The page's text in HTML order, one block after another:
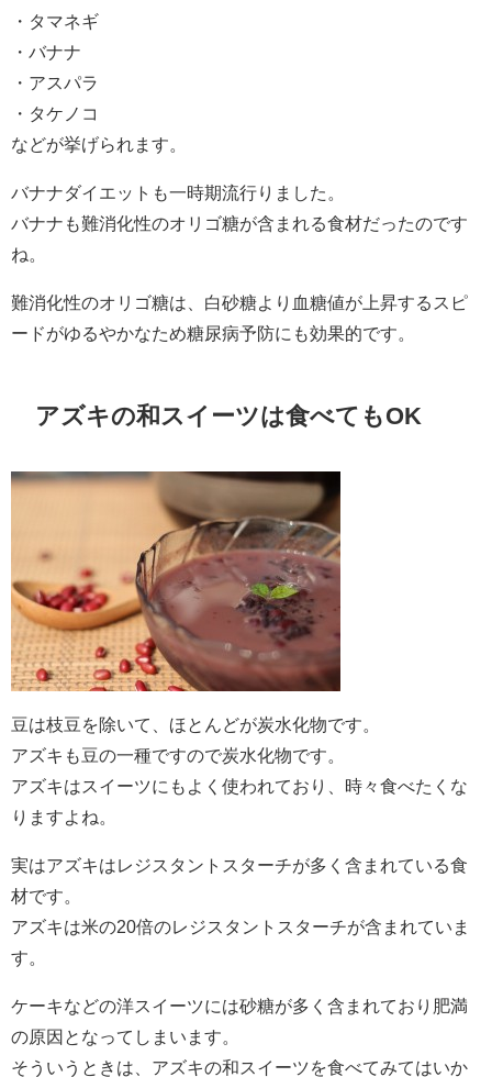
・タマネギ
・バナナ
・アスパラ
・タケノコ
などが挙げられます。
バナナダイエットも一時期流行りました。
バナナも難消化性のオリゴ糖が含まれる食材だったのです
ね。
難消化性のオリゴ糖は、白砂糖より血糖値が上昇するスピ
ードがゆるやかなため糖尿病予防にも効果的です。
アズキの和スイーツは食べてもOK
豆は枝豆を除いて、ほとんどが炭水化物です。
アズキも豆の一種ですので炭水化物です。
アズキはスイーツにもよく使われており、時々食べたくな
りますよね。
実はアズキはレジスタントスターチが多く含まれている食
材です。
アズキは米の20倍のレジスタントスターチが含まれていま
す。
ケーキなどの洋スイーツには砂糖が多く含まれており肥満
の原因となってしまいます。
そういうときは、アズキの和スイーツを食べてみてはいか